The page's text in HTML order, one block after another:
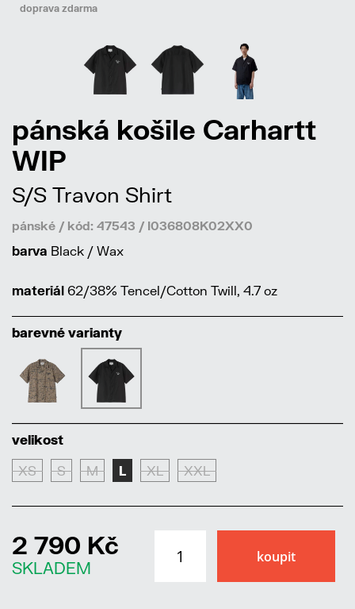
doprava zdarma
pánská košile Carhartt
WIP
S/S Travon Shirt
pánské / kód: 47543 / I036808K02XX0
barva Black / Wax
materiál 62/38% Tencel/Cotton Twill, 4.7 oz
barevné varianty
velikost
XS S M L XL XXL
2 790 Kč
SKLADEM